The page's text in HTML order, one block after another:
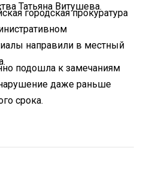
Татьяна Витушева.
городская прокуратура
направили в местный
подошла к замечаниям
даже раньше
срока.